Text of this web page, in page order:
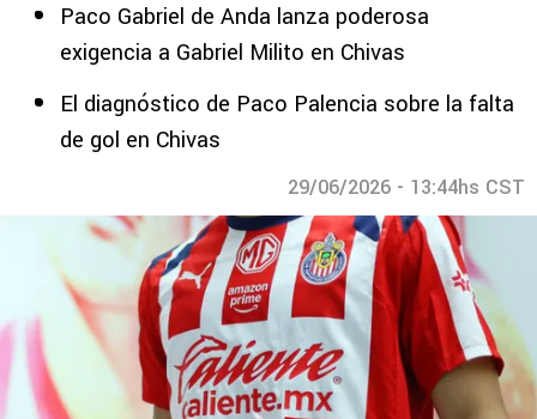
Paco Gabriel de Anda lanza poderosa
exigencia a Gabriel Milito en Chivas
El diagnóstico de Paco Palencia sobre la falta
de gol en Chivas
29/06/2026 - 13:44hs CST